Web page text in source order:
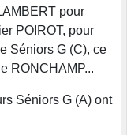
pour
POIROT, pour
Séniors G (C), ce
RONCHAMP...
Séniors G (A) ont